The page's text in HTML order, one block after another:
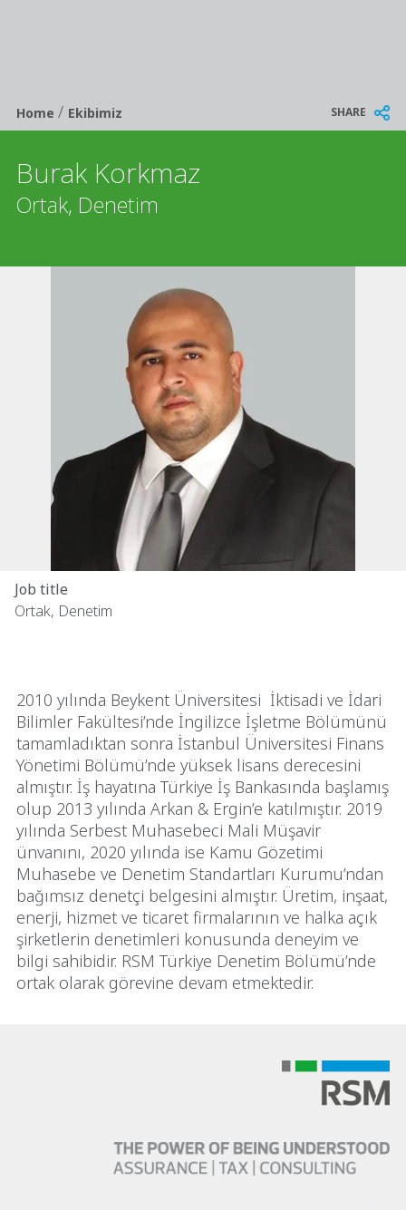
Breadcrumb
Home/ Ekibimiz SHARE
Burak Korkmaz
Ortak, Denetim
Job title
Ortak, Denetim
2010 yılında Beykent Üniversitesi İktisadi ve İdari
Bilimler Fakültesi’nde İngilizce İşletme Bölümünü
tamamladıktan sonra İstanbul Üniversitesi Finans
Yönetimi Bölümü’nde yüksek lisans derecesini
almıştır. İş hayatına Türkiye İş Bankasında başlamış
olup 2013 yılında Arkan & Ergin’e katılmıştır. 2019
yılında Serbest Muhasebeci Mali Müşavir
ünvanını, 2020 yılında ise Kamu Gözetimi
Muhasebe ve Denetim Standartları Kurumu’ndan
bağımsız denetçi belgesini almıştır. Üretim, inşaat,
enerji, hizmet ve ticaret firmalarının ve halka açık
şirketlerin denetimleri konusunda deneyim ve
bilgi sahibidir. RSM Türkiye Denetim Bölümü’nde
ortak olarak görevine devam etmektedir.